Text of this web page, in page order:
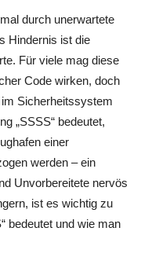
durch unerwartete
Hindernis ist die
Für viele mag diese
Code wirken, doch
Sicherheitssystem
„SSSS“ bedeutet,
einer
werden – ein
Unvorbereitete nervös
ist es wichtig zu
bedeutet und wie man